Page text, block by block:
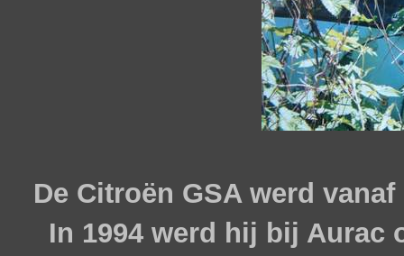
De Citroën GSA werd
In 1994 werd hij bij